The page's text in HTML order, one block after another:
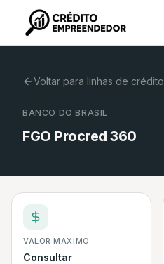
Voltar para linhas de crédito
BANCO DO BRASIL
FGO Procred 360
VALOR MÁXIMO
Consultar